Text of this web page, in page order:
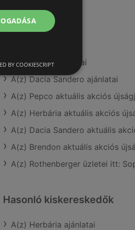
A(z) Pepco ajánlatai
A(z) Dacia Sandero ajánlatai
A(z) Pepco aktuális akciós
A(z) Herbária aktuális akciós
A(z) Dacia Sandero aktuális
A(z) Brendon aktuális akciós
A(z) Rothenberger üzletei itt:
Hasonló kiskereskedők
A(z) Herbária ajánlatai
BY COOKIESCRIPT